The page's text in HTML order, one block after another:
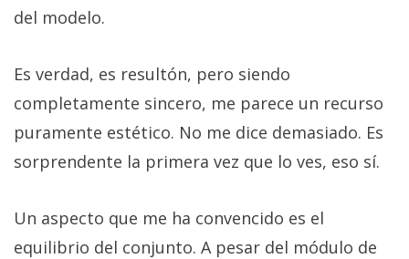
del modelo.
Es verdad, es resultón, pero siendo
completamente sincero, me parece un recurso
puramente estético. No me dice demasiado. Es
sorprendente la primera vez que lo ves, eso sí.
Un aspecto que me ha convencido es el
equilibrio del conjunto. A pesar del módulo de